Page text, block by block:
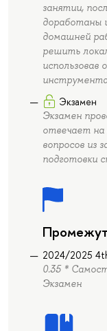
занятии,
доработаны
домашней
решить
использовав
Экзамен
Экзамен
отвечает на
вопросов из
подготовки
2024/2025
0.35 *
Экзамен